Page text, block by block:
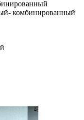
комбинированный